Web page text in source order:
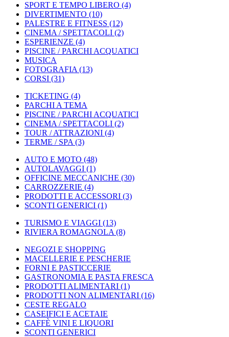
SPORT E TEMPO LIBERO (4)
DIVERTIMENTO (10)
PALESTRE E FITNESS (12)
CINEMA / SPETTACOLI (2)
ESPERIENZE (4)
PISCINE / PARCHI ACQUATICI
MUSICA
FOTOGRAFIA (13)
CORSI (31)
TICKETING (4)
PARCHI A TEMA
PISCINE / PARCHI ACQUATICI
CINEMA / SPETTACOLI (2)
TOUR / ATTRAZIONI (4)
TERME / SPA (3)
AUTO E MOTO (48)
AUTOLAVAGGI (1)
OFFICINE MECCANICHE (30)
CARROZZERIE (4)
PRODOTTI E ACCESSORI (3)
SCONTI GENERICI (1)
TURISMO E VIAGGI (13)
RIVIERA ROMAGNOLA (8)
NEGOZI E SHOPPING
MACELLERIE E PESCHERIE
FORNI E PASTICCERIE
GASTRONOMIA E PASTA FRESCA
PRODOTTI ALIMENTARI (1)
PRODOTTI NON ALIMENTARI (16)
CESTE REGALO
CASEIFICI E ACETAIE
CAFFÈ VINI E LIQUORI
SCONTI GENERICI